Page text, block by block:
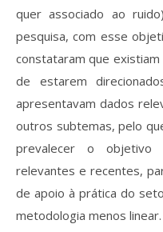
quer associado ao
pesquisa, com esse
constataram que
de estarem
apresentavam dados
outros subtemas, pelo
prevalecer o
relevantes e recentes,
de apoio à prática do
metodologia menos linear.